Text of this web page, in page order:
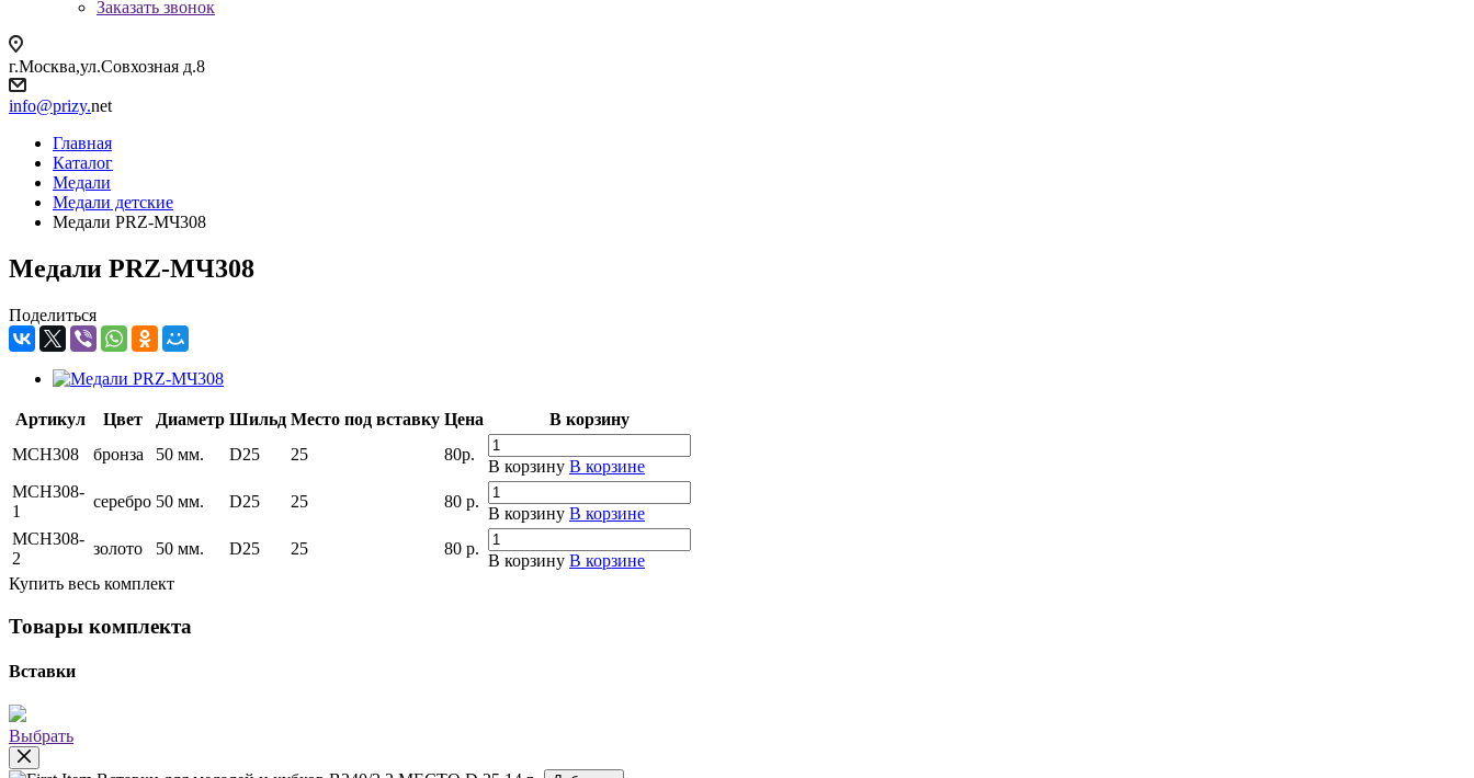
Заказать звонок
г.Москва,ул.Совхозная д.8
info@prizy.net
Главная
Каталог
Медали
Медали детские
Медали PRZ-МЧ308
Медали PRZ-МЧ308
Поделиться
Артикул Цвет Диаметр Шильд Место под вставку Цена
В корзину
MCH308
бронза 50 мм. D25 25 80р.
В корзину В корзине
MCH308-
1
серебро 50 мм. D25 25 80 р.
В корзину В корзине
MCH308-
2
золото 50 мм. D25 25 80 р.
В корзину В корзине
Купить весь комплект
Товары комплекта
Вставки
Выбрать